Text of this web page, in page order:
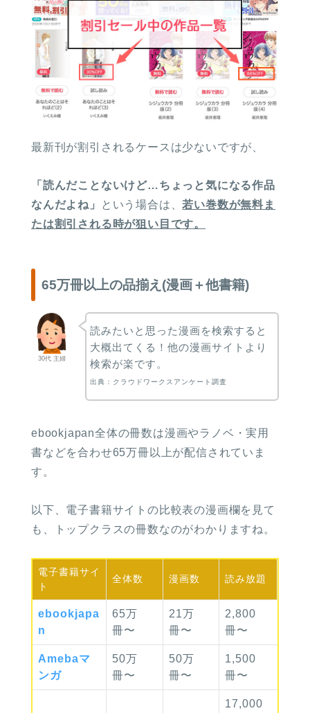
最新刊が割引されるケースは少ないですが、
「読んだことないけど…ちょっと気になる作品
なんだよね」
という場合は、若い巻数が無料ま
たは割引される時が狙い目です。
65万冊以上の品揃え(漫画＋他書籍)
30代 主婦
読みたいと思った漫画を検索すると
大概出てくる！他の漫画サイトより
検索が楽です。
出典：クラウドワークスアンケート調査
ebookjapan全体の冊数は漫画やラノベ・実用
書などを合わせ65万冊以上が配信されていま
す。
以下、電子書籍サイトの比較表の漫画欄を見て
も、トップクラスの冊数なのがわかりますね。
電子書籍サイ
ト
全体数 漫画数 読み放題
ebookjapa
n
65万
冊〜
21万
冊〜
2,800
冊〜
Amebaマ
ンガ
50万
冊〜
50万
冊〜
1,500
冊〜
17,000